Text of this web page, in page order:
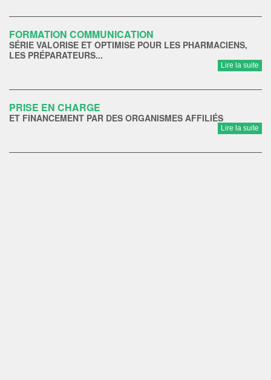
FORMATION COMMUNICATION
SÉRIE VALORISE ET OPTIMISE POUR LES PHARMACIENS,
LES PRÉPARATEURS...
Lire la suite
PRISE EN CHARGE
ET FINANCEMENT PAR DES ORGANISMES AFFILIÉS
Lire la suite